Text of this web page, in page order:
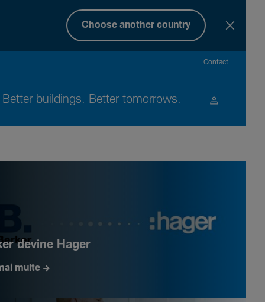
Choose another country
Contact
Better buil­dings. Better tomor­rows.
devine Hager
multe